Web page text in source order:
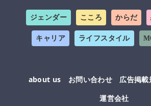
ジェンダー こころ からだ
キャリア ライフスタイル
about us お問い合わせ 広告掲載
運営会社